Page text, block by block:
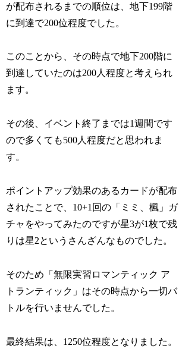
が配布されるまでの順位は、地下199階
に到達で200位程度でした。
このことから、その時点で地下200階に
到達していたのは200人程度と考えられ
ます。
その後、イベント終了までは1週間です
ので多くても500人程度だと思われま
す。
ポイントアップ効果のあるカードが配布
されたことで、10+1回の「ミミ、楓」ガ
チャをやってみたのですが星3が1枚で残
りは星2というさんざんなものでした。
そのため「無限実習ロマンティック ア
トランティック」はその時点から一切バ
トルを行いませんでした。
最終結果は、1250位程度となりました。